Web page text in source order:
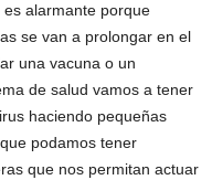
alarmante porque
se van a prolongar en el
una vacuna o un
de salud vamos a tener
haciendo pequeñas
podamos tener
que nos permitan actuar